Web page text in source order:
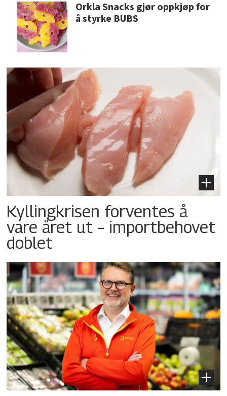
Orkla Snacks gjør oppkjøp for
å styrke BUBS
Kyllingkrisen forventes å
vare året ut – importbehovet
doblet